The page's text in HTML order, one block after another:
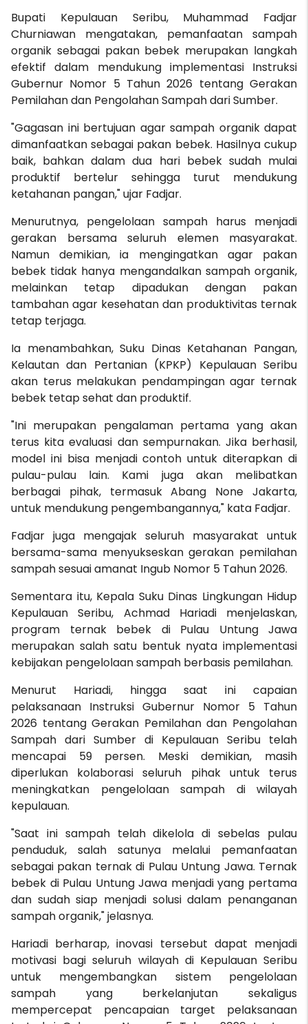
Bupati Kepulauan Seribu, Muhammad Fadjar
Churniawan mengatakan, pemanfaatan sampah
organik sebagai pakan bebek merupakan langkah
efektif dalam mendukung implementasi Instruksi
Gubernur Nomor 5 Tahun 2026 tentang Gerakan
Pemilahan dan Pengolahan Sampah dari Sumber.
"Gagasan ini bertujuan agar sampah organik dapat
dimanfaatkan sebagai pakan bebek. Hasilnya cukup
baik, bahkan dalam dua hari bebek sudah mulai
produktif bertelur sehingga turut mendukung
ketahanan pangan," ujar Fadjar.
Menurutnya, pengelolaan sampah harus menjadi
gerakan bersama seluruh elemen masyarakat.
Namun demikian, ia mengingatkan agar pakan
bebek tidak hanya mengandalkan sampah organik,
melainkan tetap dipadukan dengan pakan
tambahan agar kesehatan dan produktivitas ternak
tetap terjaga.
Ia menambahkan, Suku Dinas Ketahanan Pangan,
Kelautan dan Pertanian (KPKP) Kepulauan Seribu
akan terus melakukan pendampingan agar ternak
bebek tetap sehat dan produktif.
"Ini merupakan pengalaman pertama yang akan
terus kita evaluasi dan sempurnakan. Jika berhasil,
model ini bisa menjadi contoh untuk diterapkan di
pulau-pulau lain. Kami juga akan melibatkan
berbagai pihak, termasuk Abang None Jakarta,
untuk mendukung pengembangannya," kata Fadjar.
Fadjar juga mengajak seluruh masyarakat untuk
bersama-sama menyukseskan gerakan pemilahan
sampah sesuai amanat Ingub Nomor 5 Tahun 2026.
Sementara itu, Kepala Suku Dinas Lingkungan Hidup
Kepulauan Seribu, Achmad Hariadi menjelaskan,
program ternak bebek di Pulau Untung Jawa
merupakan salah satu bentuk nyata implementasi
kebijakan pengelolaan sampah berbasis pemilahan.
Menurut Hariadi, hingga saat ini capaian
pelaksanaan Instruksi Gubernur Nomor 5 Tahun
2026 tentang Gerakan Pemilahan dan Pengolahan
Sampah dari Sumber di Kepulauan Seribu telah
mencapai 59 persen. Meski demikian, masih
diperlukan kolaborasi seluruh pihak untuk terus
meningkatkan pengelolaan sampah di wilayah
kepulauan.
"Saat ini sampah telah dikelola di sebelas pulau
penduduk, salah satunya melalui pemanfaatan
sebagai pakan ternak di Pulau Untung Jawa. Ternak
bebek di Pulau Untung Jawa menjadi yang pertama
dan sudah siap menjadi solusi dalam penanganan
sampah organik," jelasnya.
Hariadi berharap, inovasi tersebut dapat menjadi
motivasi bagi seluruh wilayah di Kepulauan Seribu
untuk mengembangkan sistem pengelolaan
sampah yang berkelanjutan sekaligus
mempercepat pencapaian target pelaksanaan